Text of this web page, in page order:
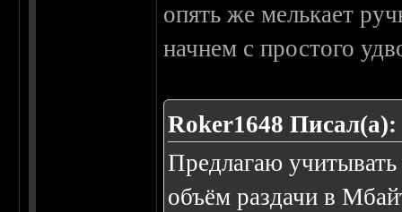
опять же мелькает
начнем с простого
Roker1648 Писал(а):
Предлагаю учитывать
объём раздачи в